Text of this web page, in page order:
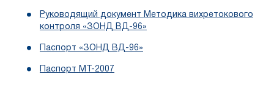
Руководящий документ Методика вихретокового
контроля «ЗОНД ВД-96»
Паспорт «ЗОНД ВД-96»
Паспорт МТ-2007